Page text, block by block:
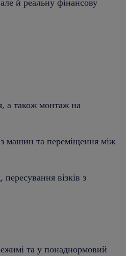
а також монтаж на
машин та переміщення між
візків з
та у понаднормовий